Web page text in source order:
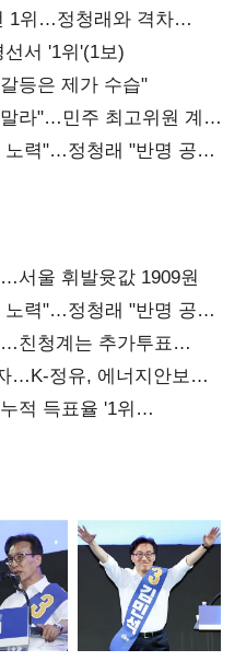
1위…정청래와 격차
선서 '1위'(1보)
등은 제가 수습"
라"…민주 최고위원 계파
노력"…정청래 "반명 공세
서울 휘발윳값 1909원
노력"…정청래 "반명 공세
친청계는 추가투표
…K-정유, 에너지안보
적 득표율 '1위